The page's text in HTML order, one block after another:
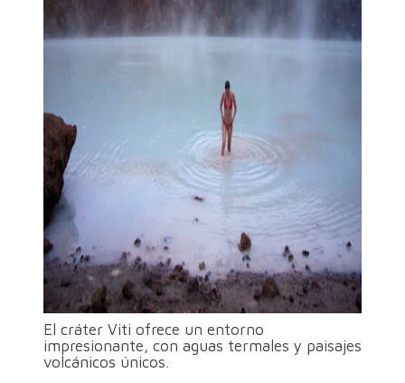
El cráter Viti ofrece un entorno
impresionante, con aguas termales y paisajes
volcánicos únicos.